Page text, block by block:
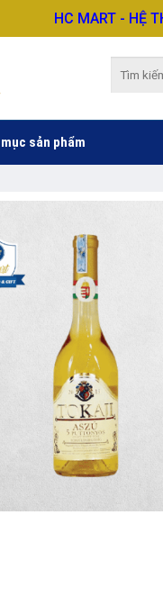
HC MART - HỆ
sản phẩm